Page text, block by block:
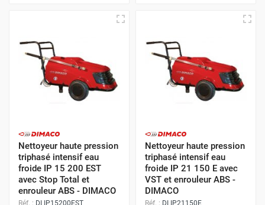
Nettoyeur haute pression
triphasé intensif eau
froide IP 15 200 EST
avec Stop Total et
enrouleur ABS - DIMACO
Nettoyeur haute pression
triphasé intensif eau
froide IP 21 150 E avec
VST et enrouleur ABS -
DIMACO